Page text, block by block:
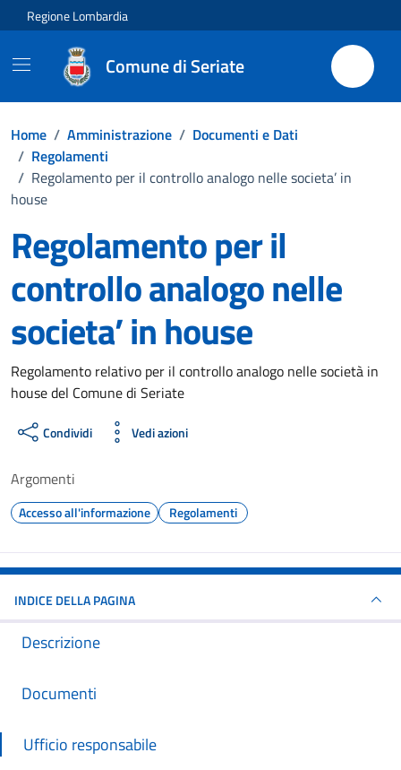
Vai ai contenuti
Vai al footer
Regione Lombardia
Comune di Seriate
Home / Amministrazione / Documenti e Dati
/ Regolamenti
/ Regolamento per il controllo analogo nelle societa’ in
house
Regolamento per il
controllo analogo nelle
societa’ in house
Dettagli del documento
Regolamento relativo per il controllo analogo nelle società in
house del Comune di Seriate
Condividi Vedi azioni
Argomenti
Accesso all'informazione Regolamenti
INDICE DELLA PAGINA
Descrizione
Documenti
Ufficio responsabile